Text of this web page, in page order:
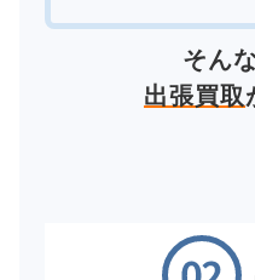
そん
出張買取